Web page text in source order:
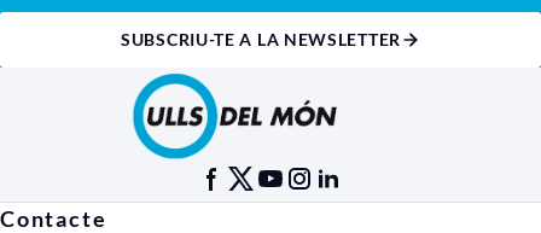
SUBSCRIU-TE A LA NEWSLETTER
Contacte